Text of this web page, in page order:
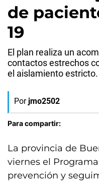
de
19
El plan realiza un
contactos estrechos
el aislamiento estricto.
Por jmo2502
Para compartir:
La provincia de
viernes el
prevención y